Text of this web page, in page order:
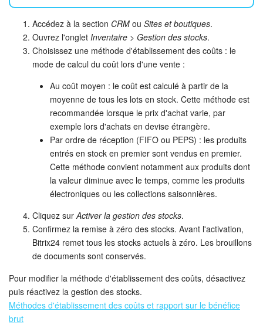
Accédez à la section CRM ou Sites et boutiques.
Ouvrez l'onglet Inventaire > Gestion des stocks.
Choisissez une méthode d'établissement des coûts : le
mode de calcul du coût lors d'une vente :
Au coût moyen : le coût est calculé à partir de la
moyenne de tous les lots en stock. Cette méthode est
recommandée lorsque le prix d'achat varie, par
exemple lors d'achats en devise étrangère.
Par ordre de réception (FIFO ou PEPS) : les produits
entrés en stock en premier sont vendus en premier.
Cette méthode convient notamment aux produits dont
la valeur diminue avec le temps, comme les produits
électroniques ou les collections saisonnières.
Cliquez sur Activer la gestion des stocks.
Confirmez la remise à zéro des stocks. Avant l'activation,
Bitrix24 remet tous les stocks actuels à zéro. Les brouillons
de documents sont conservés.
Pour modifier la méthode d'établissement des coûts, désactivez
puis réactivez la gestion des stocks.
Méthodes d'établissement des coûts et rapport sur le bénéfice
brut